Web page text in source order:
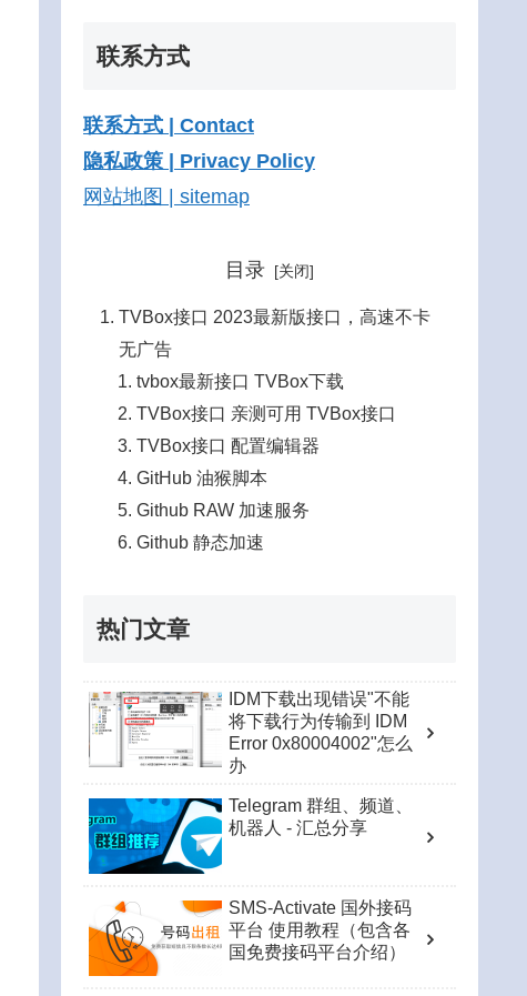
联系方式
联系方式 | Contact
隐私政策 | Privacy Policy
网站地图 | sitemap
目录
TVBox接口 2023最新版接口，高速不卡
无广告
tvbox最新接口 TVBox下载
TVBox接口 亲测可用 TVBox接口
TVBox接口 配置编辑器
GitHub 油猴脚本
Github RAW 加速服务
Github 静态加速
热门文章
IDM下载出现错误"不能
将下载行为传输到 IDM
Error 0x80004002"怎么
办
Telegram 群组、频道、
机器人 - 汇总分享
SMS-Activate 国外接码
平台 使用教程（包含各
国免费接码平台介绍）